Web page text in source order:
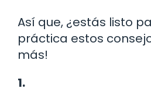
Así que, ¿estás listo
práctica estos
más!
1.